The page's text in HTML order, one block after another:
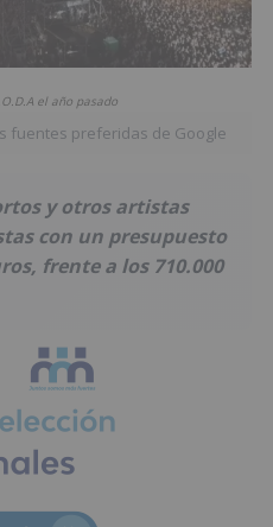
el año pasado
fuentes preferidas de Google
y otros artistas
con un presupuesto
frente a los 710.000